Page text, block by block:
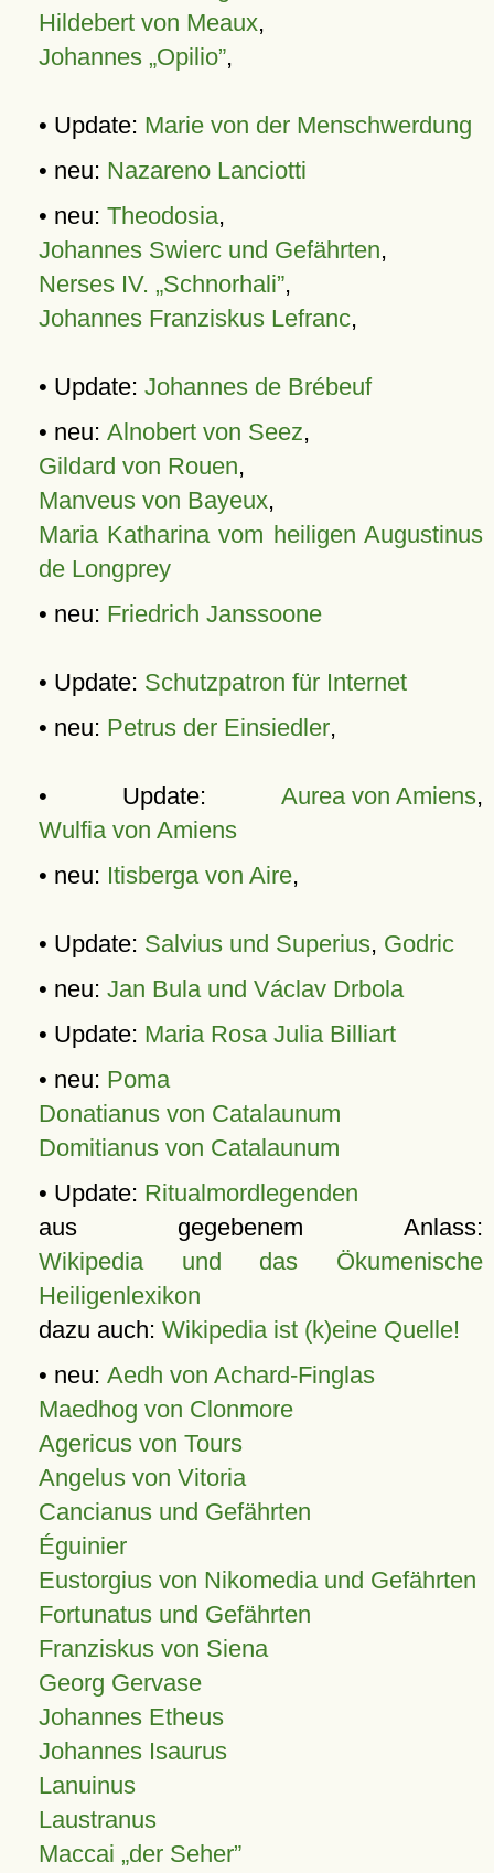
Hildebert von Meaux,
Johannes „Opilio”,
• Update: Marie von der Menschwerdung
• neu: Nazareno Lanciotti
• neu: Theodosia,
Johannes Swierc und Gefährten,
Nerses IV. „Schnorhali”,
Johannes Franziskus Lefranc,
• Update: Johannes de Brébeuf
• neu: Alnobert von Seez,
Gildard von Rouen,
Manveus von Bayeux,
Maria Katharina vom heiligen Augustinus
de Longprey
• neu: Friedrich Janssoone
• Update: Schutzpatron für Internet
• neu: Petrus der Einsiedler,
• Update: Aurea von Amiens,
Wulfia von Amiens
• neu: Itisberga von Aire,
• Update: Salvius und Superius, Godric
• neu: Jan Bula und Václav Drbola
• Update: Maria Rosa Julia Billiart
• neu: Poma
Donatianus von Catalaunum
Domitianus von Catalaunum
• Update: Ritualmordlegenden
aus gegebenem Anlass:
Wikipedia und das Ökumenische
Heiligenlexikon
dazu auch: Wikipedia ist (k)eine Quelle!
• neu: Aedh von Achard-Finglas
Maedhog von Clonmore
Agericus von Tours
Angelus von Vitoria
Cancianus und Gefährten
Éguinier
Eustorgius von Nikomedia und Gefährten
Fortunatus und Gefährten
Franziskus von Siena
Georg Gervase
Johannes Etheus
Johannes Isaurus
Lanuinus
Laustranus
Maccai „der Seher”